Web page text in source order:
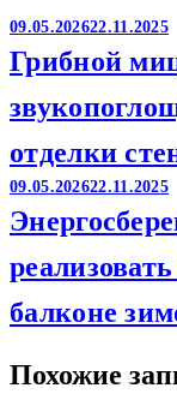
09.05.202622.11.2025
Грибной
отделки
09.05.202622.11.2025
балконе
Похожие